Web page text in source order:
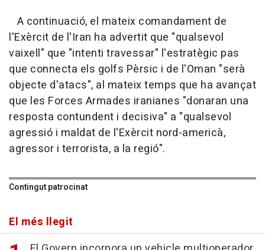
A continuació, el mateix comandament de
l'Exèrcit de l'Iran ha advertit que "qualsevol
vaixell" que "intenti travessar" l'estratègic pas
que connecta els golfs Pèrsic i de l'Oman "serà
objecte d'atacs", al mateix temps que ha avançat
que les Forces Armades iranianes "donaran una
resposta contundent i decisiva" a "qualsevol
agressió i maldat de l'Exèrcit nord-americà,
agressor i terrorista, a la regió".
Contingut patrocinat
El més llegit